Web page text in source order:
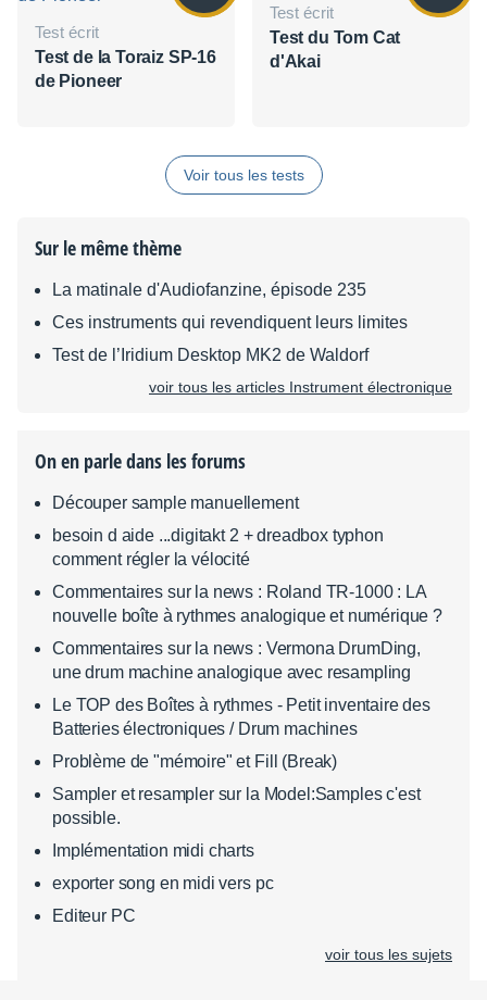
Test écrit
Test de la Toraiz SP-16
de Pioneer
Test écrit
Test du Tom Cat
d'Akai
Voir tous les tests
Sur le même thème
La matinale d'Audiofanzine, épisode 235
Ces instruments qui revendiquent leurs limites
Test de l’Iridium Desktop MK2 de Waldorf
voir tous les articles Instrument électronique
On en parle dans les forums
Découper sample manuellement
besoin d aide ...digitakt 2 + dreadbox typhon
comment régler la vélocité
Commentaires sur la news : Roland TR-1000 : LA
nouvelle boîte à rythmes analogique et numérique ?
Commentaires sur la news : Vermona DrumDing,
une drum machine analogique avec resampling
Le TOP des Boîtes à rythmes - Petit inventaire des
Batteries électroniques / Drum machines
Problème de "mémoire" et Fill (Break)
Sampler et resampler sur la Model:Samples c'est
possible.
Implémentation midi charts
exporter song en midi vers pc
Editeur PC
voir tous les sujets